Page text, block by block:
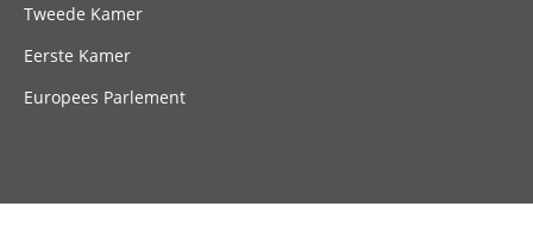
Tweede Kamer
Eerste Kamer
Europees Parlement